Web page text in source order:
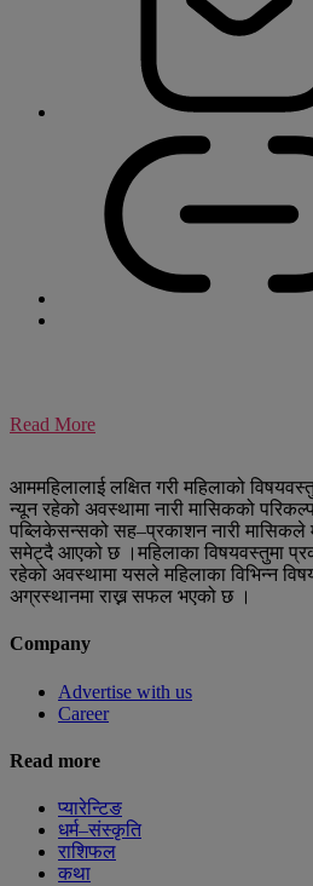
Read More
आममहिलालाई लक्षित गरी महिलाको
न्यून रहेको अवस्थामा नारी मासिकको
पब्लिकेसन्सको सह–प्रकाशन नारी मासिकले
समेट्दै आएको छ ।महिलाका विषयवस्तुमा
रहेको अवस्थामा यसले महिलाका विभिन्न
अग्रस्थानमा राख्न सफल भएको छ ।
Company
Advertise with us
Career
Read more
प्यारेन्टिङ
धर्म–संस्कृति
राशिफल
कथा